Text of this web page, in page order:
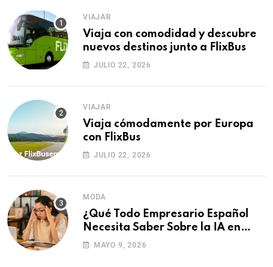
VIAJAR
Viaja con comodidad y descubre
nuevos destinos junto a FlixBus
JULIO 22, 2026
VIAJAR
Viaja cómodamente por Europa
con FlixBus
JULIO 22, 2026
MODA
¿Qué Todo Empresario Español
Necesita Saber Sobre la IA en
2026?
MAYO 9, 2026